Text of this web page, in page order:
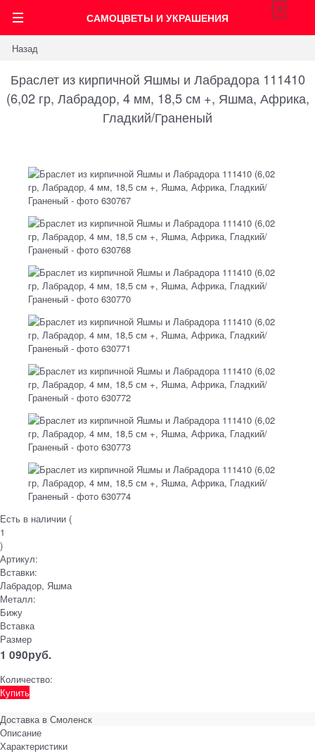
САМОЦВЕТЫ И УКРАШЕНИЯ
0
Назад
Браслет из кирпичной Яшмы и Лабрадора 111410
(6,02 гр, Лабрадор, 4 мм, 18,5 см +, Яшма, Африка,
Гладкий/Граненый
Есть в наличии (
1
)
Артикул:
Вставки:
Лабрадор, Яшма
Металл:
Бижу
Вставка
Размер
1 090руб.
Количество:
Купить
Доставка в Смоленск
Описание
Характеристики